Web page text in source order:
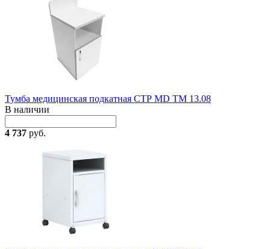
Тумба медицинская подкатная СТР MD TM 13.08
В наличии
4 737 руб.